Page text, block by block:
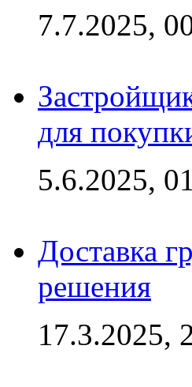
7.7.2025,
для
5.6.2025,
Доставка
решения
17.3.2025,